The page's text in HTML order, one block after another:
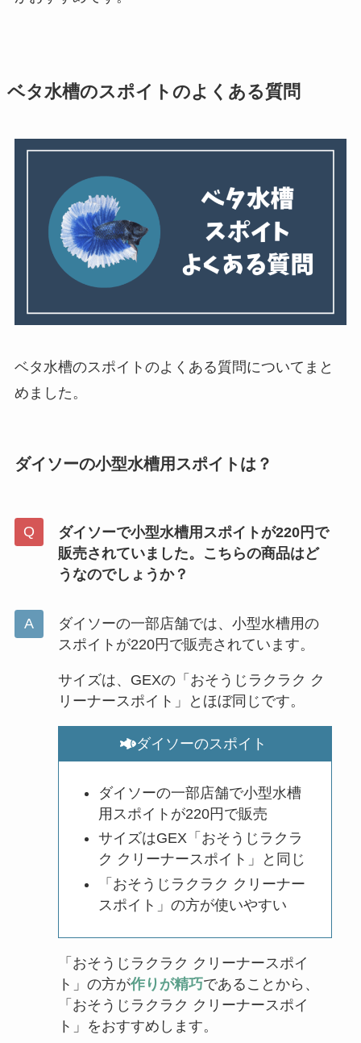
ベタ水槽のスポイトのよくある質問
ベタ水槽のスポイトのよくある質問についてまと
めました。
ダイソーの小型水槽用スポイトは？
ダイソーで小型水槽用スポイトが220円で
販売されていました。こちらの商品はど
うなのでしょうか？
ダイソーの一部店舗では、小型水槽用の
スポイトが220円で販売されています。
サイズは、GEXの「おそうじラクラク ク
リーナースポイト」とほぼ同じです。
ダイソーのスポイト
ダイソーの一部店舗で小型水槽
用スポイトが220円で販売
サイズはGEX「おそうじラクラ
ク クリーナースポイト」と同じ
「おそうじラクラク クリーナー
スポイト」の方が使いやすい
「おそうじラクラク クリーナースポイ
ト」の方が作りが精巧であることから、
「おそうじラクラク クリーナースポイ
ト」をおすすめします。